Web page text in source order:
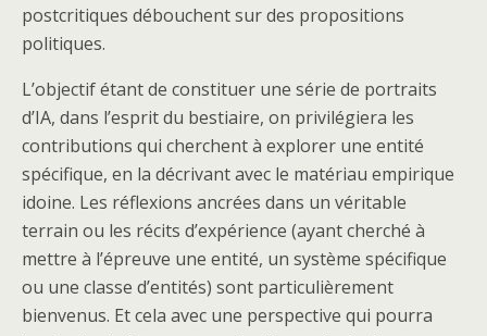
postcritiques débouchent sur des propositions
politiques.
L’objectif étant de constituer une série de portraits
d’IA, dans l’esprit du bestiaire, on privilégiera les
contributions qui cherchent à explorer une entité
spécifique, en la décrivant avec le matériau empirique
idoine. Les réflexions ancrées dans un véritable
terrain ou les récits d’expérience (ayant cherché à
mettre à l’épreuve une entité, un système spécifique
ou une classe d’entités) sont particulièrement
bienvenus. Et cela avec une perspective qui pourra